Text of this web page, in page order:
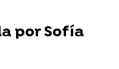
por Sofía